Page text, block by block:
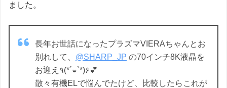
ました。
長年お世話になったプラズマVIERAちゃんとお
別れして、 @SHARP_JP の70インチ8K液晶を
お迎え٩(*´◒`*)۶💕
散々有機ELで悩んでたけど、比較したらこれが